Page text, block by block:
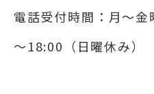
電話受付時間：月～
～18:00（日曜休み）